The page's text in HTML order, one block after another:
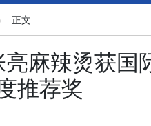
正文
麻辣烫获国
推荐奖